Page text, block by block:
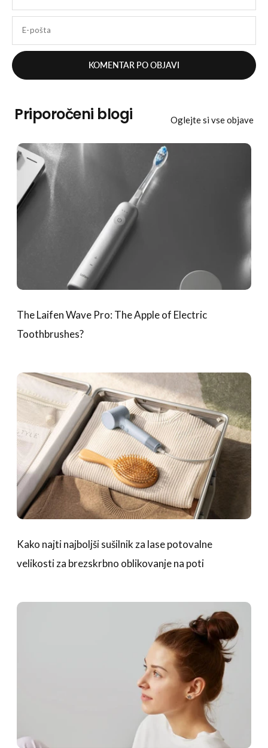
E-pošta
Priporočeni blogi Oglejte si vse objave
The Laifen Wave Pro: The Apple of Electric
Toothbrushes?
Kako najti najboljši sušilnik za lase potovalne
velikosti za brezskrbno oblikovanje na poti